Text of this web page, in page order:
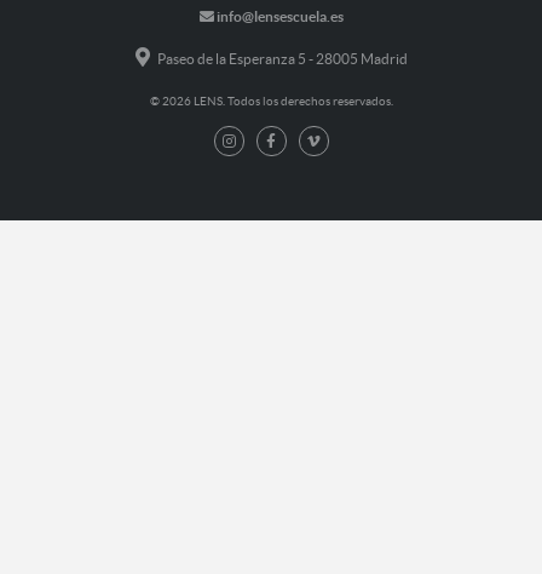
info@lensescuela.es
Paseo de la Esperanza 5 - 28005 Madrid
© 2026 LENS. Todos los derechos reservados.